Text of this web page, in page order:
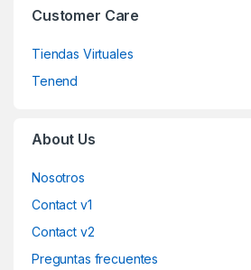
Customer Care
Tiendas Virtuales
Tenend
About Us
Nosotros
Contact v1
Contact v2
Preguntas frecuentes